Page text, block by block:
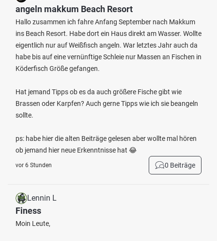
angeln makkum Beach Resort
Hallo zusammen ich fahre Anfang September nach Makkum
ins Beach Resort. Habe dort ein Haus direkt am Wasser. Wollte
eigentlich nur auf Weißfisch angeln. War letztes Jahr auch da
habe bis auf eine vernünftige Schleie nur Massen an Fischen in
Köderfisch Größe gefangen.
Hat jemand Tipps ob es da auch größere Fische gibt wie
Brassen oder Karpfen? Auch gerne Tipps wie ich sie beangeln
sollte.
ps: habe hier die alten Beiträge gelesen aber wollte mal hören
ob jemand hier neue Erkenntnisse hat 😂
vor 6 Stunden 0 Beiträge
Lennin L
Finess
Moin Leute,